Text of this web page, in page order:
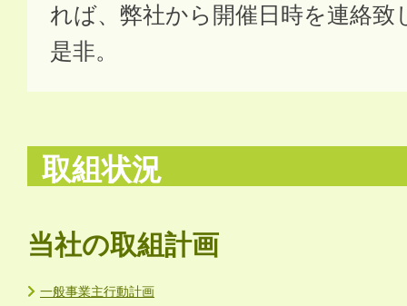
れば、弊社から開催日時を連絡
是非。
取組状況
当社の取組計画
一般事業主行動計画